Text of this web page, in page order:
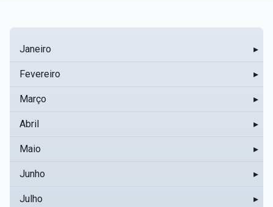
Janeiro ▸
Fevereiro ▸
Março ▸
Abril ▸
Maio ▸
Junho ▸
Julho ▸